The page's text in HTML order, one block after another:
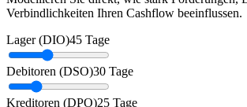
Verbindlichkeiten Ihren Cashflow beeinflussen.
Lager (DIO)45 Tage
Debitoren (DSO)30 Tage
Kreditoren (DPO)25 Tage